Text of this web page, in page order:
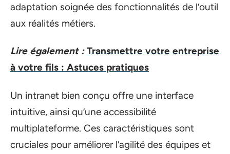
adaptation soignée des fonctionnalités de l’outil
aux réalités métiers.
Lire également : Transmettre votre entreprise
à votre fils : Astuces pratiques
Un intranet bien conçu offre une interface
intuitive, ainsi qu’une accessibilité
multiplateforme. Ces caractéristiques sont
cruciales pour améliorer l’agilité des équipes et